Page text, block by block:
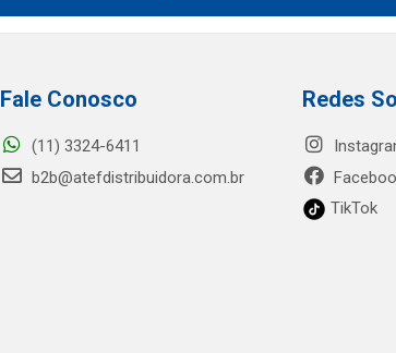
Fale Conosco
(11) 3324-6411
b2b@atefdistribuidora.com.br
Redes
TikTok